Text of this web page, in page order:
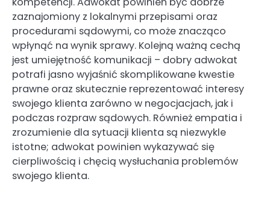
zaznajomiony z lokalnymi przepisami oraz
procedurami sądowymi, co może znacząco
wpłynąć na wynik sprawy. Kolejną ważną cechą
jest umiejętność komunikacji – dobry adwokat
potrafi jasno wyjaśnić skomplikowane kwestie
prawne oraz skutecznie reprezentować interesy
swojego klienta zarówno w negocjacjach, jak i
podczas rozpraw sądowych. Również empatia i
zrozumienie dla sytuacji klienta są niezwykle
istotne; adwokat powinien wykazywać się
cierpliwością i chęcią wysłuchania problemów
swojego klienta.